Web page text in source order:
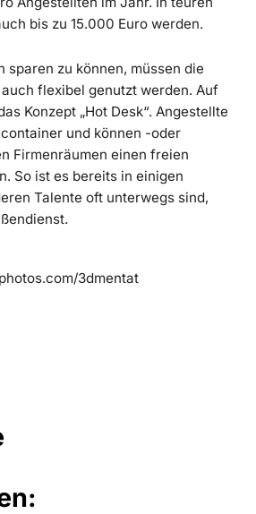
bis zu 15.000 Euro werden.
sparen zu können, müssen die
flexibel genutzt werden. Auf
Konzept „Hot Desk“. Angestellte
und können -oder
Firmenräumen einen freien
So ist es bereits in einigen
Talente oft unterwegs sind,
3dmentat